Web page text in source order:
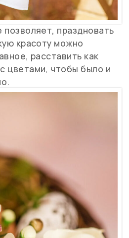
праздновать
красоту можно
расставить как
цветами, чтобы было и